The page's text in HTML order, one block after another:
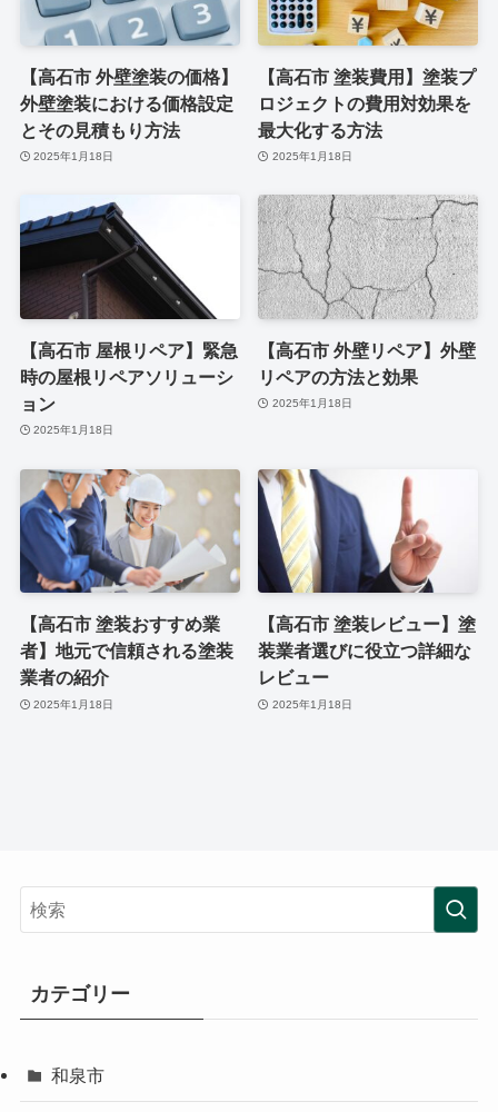
【高石市 外壁塗装の価格】
外壁塗装における価格設定
とその見積もり方法
2025年1月18日
【高石市 塗装費用】塗装プ
ロジェクトの費用対効果を
最大化する方法
2025年1月18日
【高石市 屋根リペア】緊急
時の屋根リペアソリューシ
ョン
2025年1月18日
【高石市 外壁リペア】外壁
リペアの方法と効果
2025年1月18日
【高石市 塗装おすすめ業
者】地元で信頼される塗装
業者の紹介
2025年1月18日
【高石市 塗装レビュー】塗
装業者選びに役立つ詳細な
レビュー
2025年1月18日
カテゴリー
和泉市